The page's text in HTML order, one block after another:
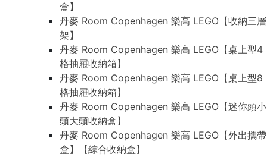
盒】
丹麥 Room Copenhagen 樂高 LEGO【收納三層
架】
丹麥 Room Copenhagen 樂高 LEGO【桌上型4
格抽屜收納箱】
丹麥 Room Copenhagen 樂高 LEGO【桌上型8
格抽屜收納箱】
丹麥 Room Copenhagen 樂高 LEGO【迷你頭小
頭大頭收納盒】
丹麥 Room Copenhagen 樂高 LEGO【外出攜帶
盒】【綜合收納盒】